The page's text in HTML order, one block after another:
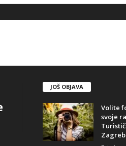
JOŠ OBJAVA
Volite
svoje